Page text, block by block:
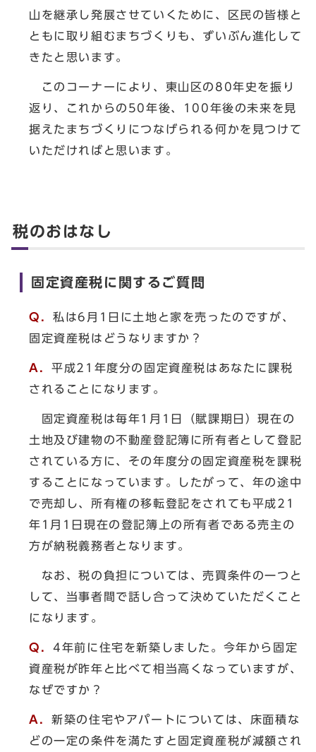
山を継承し発展させていくために、区民の皆様と
ともに取り組むまちづくりも、ずいぶん進化して
きたと思います。
このコーナーにより、東山区の80年史を振り
返り、これからの50年後、100年後の未来を見
据えたまちづくりにつなげられる何かを見つけて
いただければと思います。
税のおはなし
固定資産税に関するご質問
Q．私は6月1日に土地と家を売ったのですが、
固定資産税はどうなりますか？
A．平成21年度分の固定資産税はあなたに課税
されることになります。
固定資産税は毎年1月1日（賦課期日）現在の
土地及び建物の不動産登記簿に所有者として登記
されている方に、その年度分の固定資産税を課税
することになっています。したがって、年の途中
で売却し、所有権の移転登記をされても平成21
年1月1日現在の登記簿上の所有者である売主の
方が納税義務者となります。
なお、税の負担については、売買条件の一つと
して、当事者間で話し合って決めていただくこと
になります。
Q．4年前に住宅を新築しました。今年から固定
資産税が昨年と比べて相当高くなっていますが、
なぜですか？
A．新築の住宅やアパートについては、床面積な
どの一定の条件を満たすと固定資産税が減額され